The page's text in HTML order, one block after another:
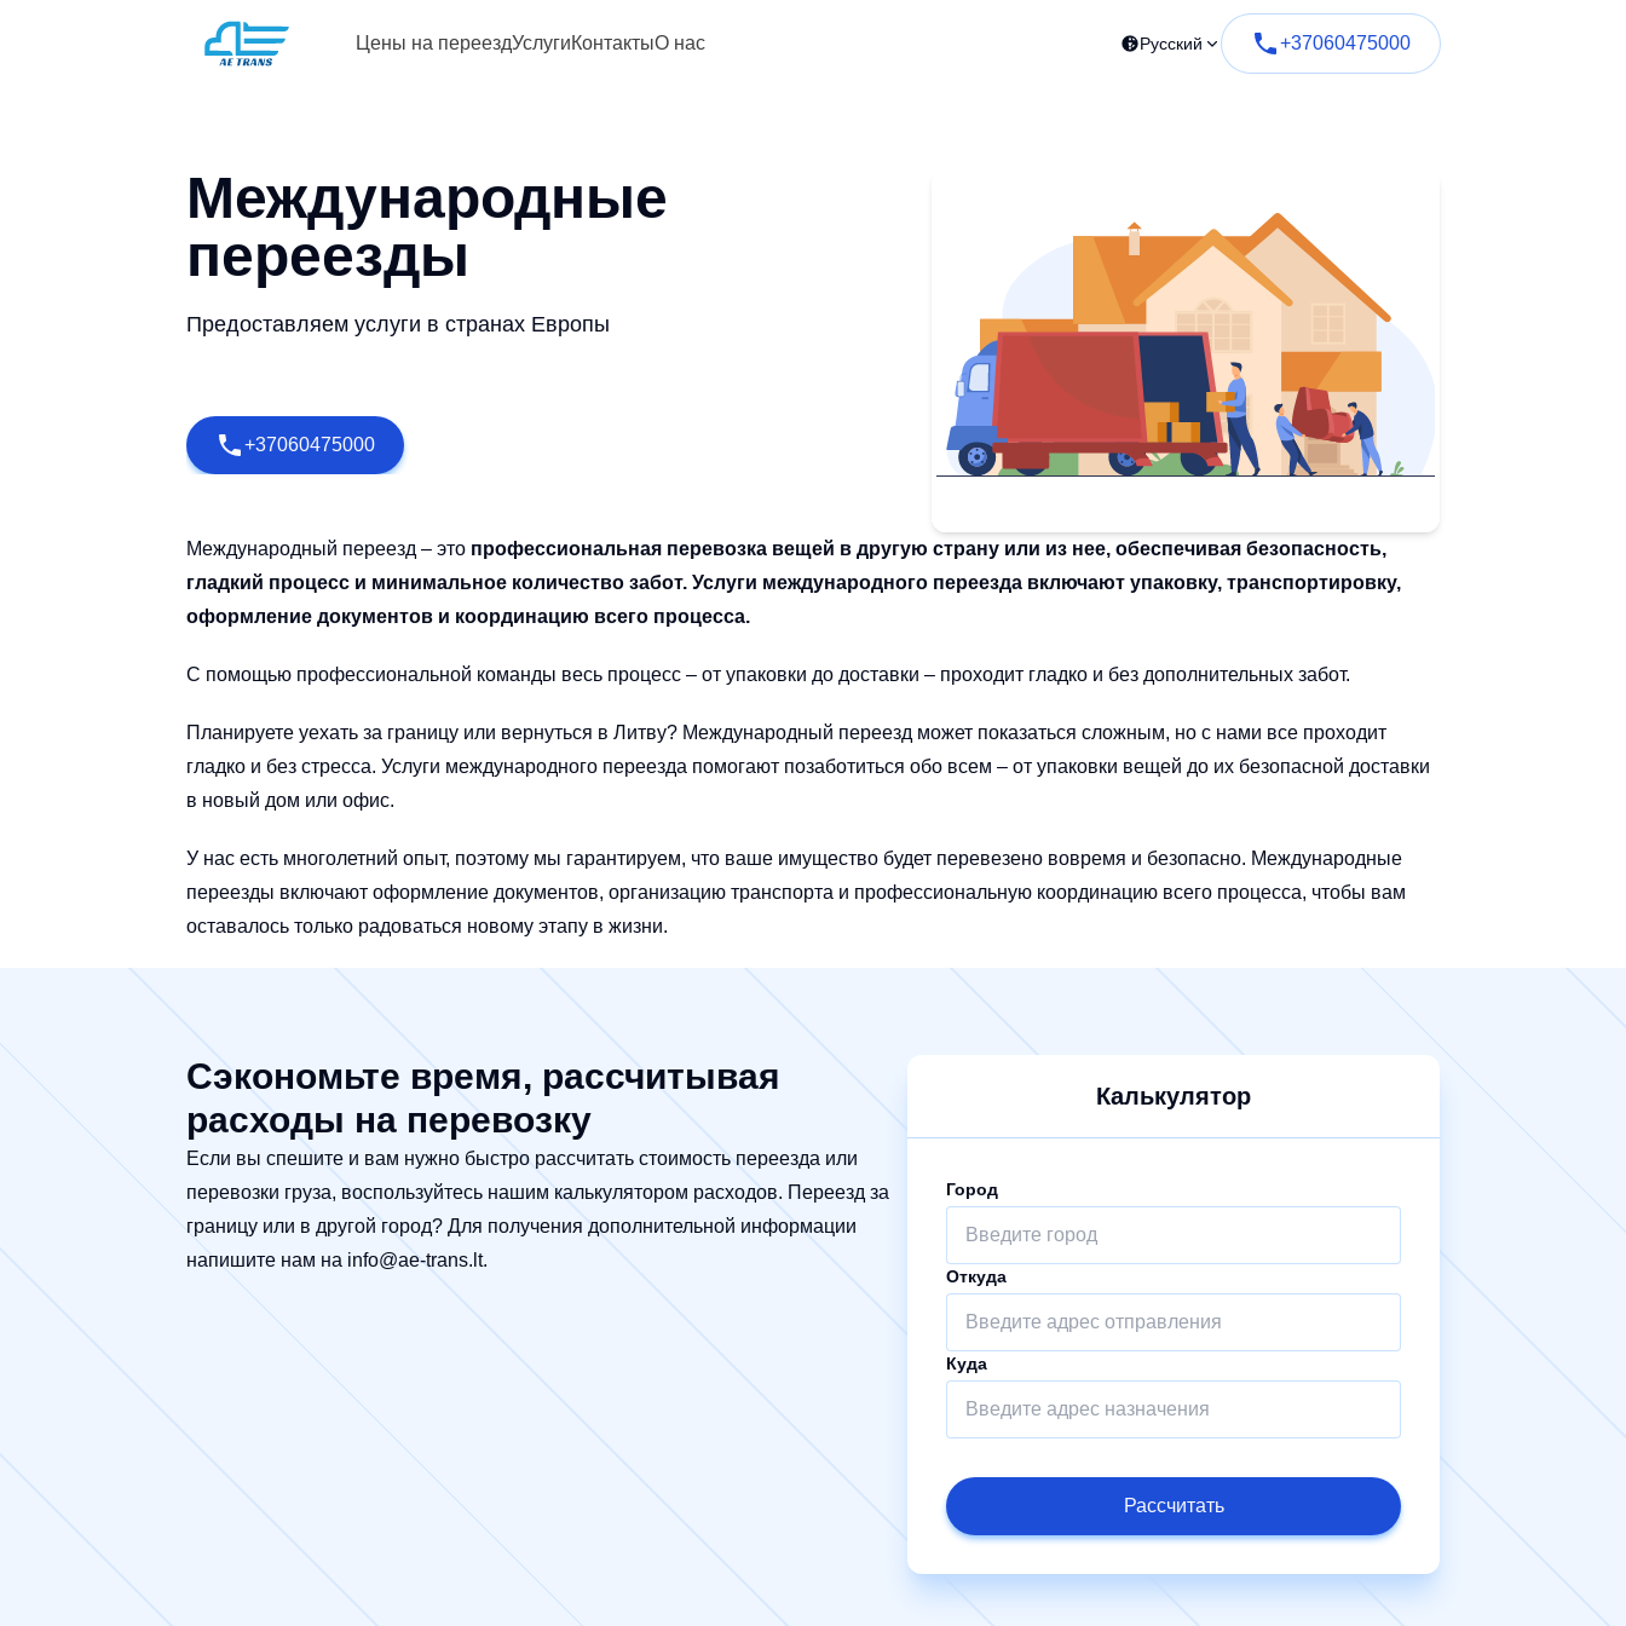
Цены на переездУслугиКонтактыО нас Русский +37060475000
Международные
переезды
Предоставляем услуги в странах Европы
+37060475000
Международный переезд – это профессиональная перевозка вещей в другую страну или из нее, обеспечивая безопасность,
гладкий процесс и минимальное количество забот. Услуги международного переезда включают упаковку, транспортировку,
оформление документов и координацию всего процесса.
С помощью профессиональной команды весь процесс – от упаковки до доставки – проходит гладко и без дополнительных забот.
Планируете уехать за границу или вернуться в Литву? Международный переезд может показаться сложным, но с нами все проходит
гладко и без стресса. Услуги международного переезда помогают позаботиться обо всем – от упаковки вещей до их безопасной доставки
в новый дом или офис.
У нас есть многолетний опыт, поэтому мы гарантируем, что ваше имущество будет перевезено вовремя и безопасно. Международные
переезды включают оформление документов, организацию транспорта и профессиональную координацию всего процесса, чтобы вам
оставалось только радоваться новому этапу в жизни.
Сэкономьте время, рассчитывая
расходы на перевозку
Если вы спешите и вам нужно быстро рассчитать стоимость переезда или
перевозки груза, воспользуйтесь нашим калькулятором расходов. Переезд за
границу или в другой город? Для получения дополнительной информации
напишите нам на info@ae-trans.lt.
Калькулятор
Город
Откуда
Куда
Рассчитать